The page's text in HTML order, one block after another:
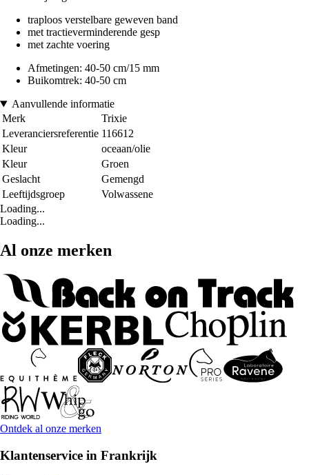
traploos verstelbare geweven band
met tractieverminderende gesp
met zachte voering
Afmetingen: 40-50 cm/15 mm
Buikomtrek: 40-50 cm
Aanvullende informatie
Merk
Trixie
Leveranciersreferentie 116612
Kleur
oceaan/olie
Kleur
Groen
Geslacht
Gemengd
Leeftijdsgroep
Volwassene
Loading...
Loading...
Al onze merken
Ontdek al onze merken
Klantenservice in Frankrijk